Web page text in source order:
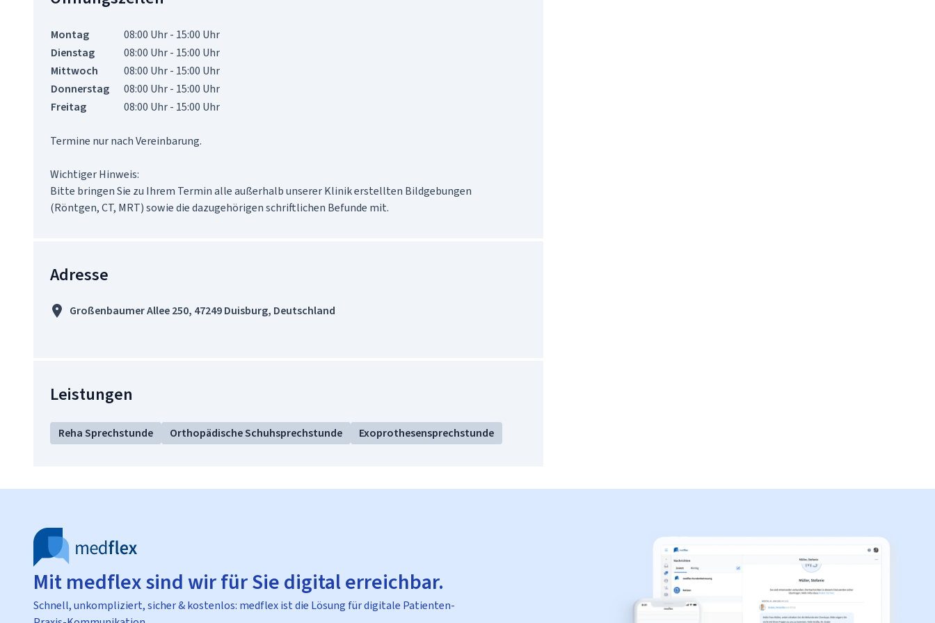
Montag
08:00 Uhr - 15:00 Uhr
Dienstag
08:00 Uhr - 15:00 Uhr
Mittwoch
08:00 Uhr - 15:00 Uhr
Donnerstag
08:00 Uhr - 15:00 Uhr
Freitag
08:00 Uhr - 15:00 Uhr
Termine nur nach Vereinbarung.
Wichtiger Hinweis:
Bitte bringen Sie zu Ihrem Termin alle außerhalb unserer Klinik erstellten Bildgebungen
(Röntgen, CT, MRT) sowie die dazugehörigen schriftlichen Befunde mit.
Adresse
Großenbaumer Allee 250, 47249 Duisburg, Deutschland
Leistungen
Reha Sprechstunde Orthopädische Schuhsprechstunde Exoprothesensprechstunde
Mit medflex sind wir für Sie digital erreichbar.
Schnell, unkompliziert, sicher & kostenlos: medflex ist die Lösung für digitale Patienten-